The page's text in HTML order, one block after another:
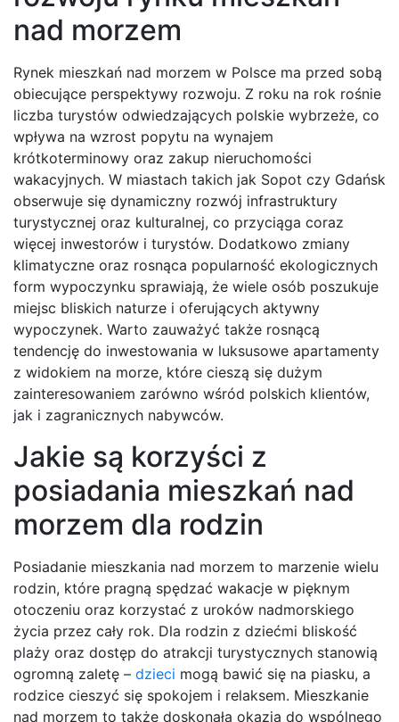
nad morzem
Rynek mieszkań nad morzem w Polsce ma przed sobą
obiecujące perspektywy rozwoju. Z roku na rok rośnie
liczba turystów odwiedzających polskie wybrzeże, co
wpływa na wzrost popytu na wynajem
krótkoterminowy oraz zakup nieruchomości
wakacyjnych. W miastach takich jak Sopot czy Gdańsk
obserwuje się dynamiczny rozwój infrastruktury
turystycznej oraz kulturalnej, co przyciąga coraz
więcej inwestorów i turystów. Dodatkowo zmiany
klimatyczne oraz rosnąca popularność ekologicznych
form wypoczynku sprawiają, że wiele osób poszukuje
miejsc bliskich naturze i oferujących aktywny
wypoczynek. Warto zauważyć także rosnącą
tendencję do inwestowania w luksusowe apartamenty
z widokiem na morze, które cieszą się dużym
zainteresowaniem zarówno wśród polskich klientów,
jak i zagranicznych nabywców.
Jakie są korzyści z
posiadania mieszkań nad
morzem dla rodzin
Posiadanie mieszkania nad morzem to marzenie wielu
rodzin, które pragną spędzać wakacje w pięknym
otoczeniu oraz korzystać z uroków nadmorskiego
życia przez cały rok. Dla rodzin z dziećmi bliskość
plaży oraz dostęp do atrakcji turystycznych stanowią
ogromną zaletę – dzieci mogą bawić się na piasku, a
rodzice cieszyć się spokojem i relaksem. Mieszkanie
nad morzem to także doskonała okazja do wspólnego